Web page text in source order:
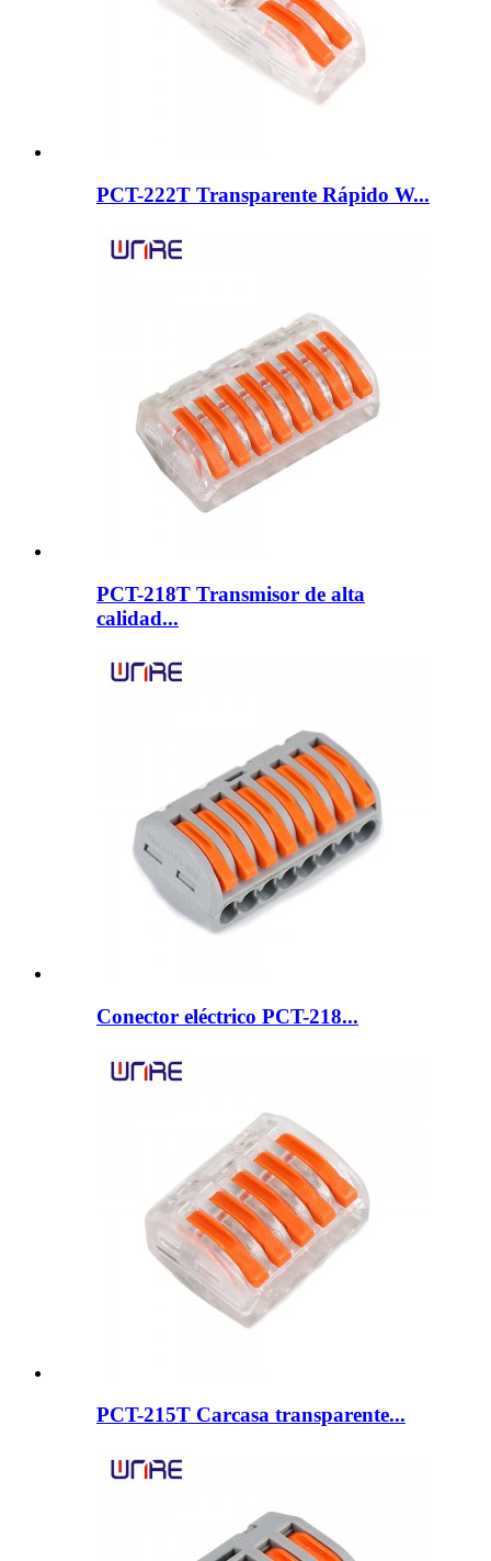
PCT-222T Transparente Rápido W...
PCT-218T Transmisor de alta
calidad...
Conector eléctrico PCT-218...
PCT-215T Carcasa transparente...